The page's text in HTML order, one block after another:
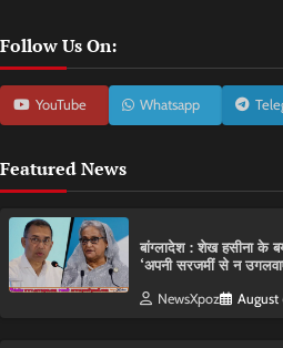
Follow Us On:
YouTube Whatsapp
Featured News
बांग्लादेश : शेख हसीना के
‘अपनी सरजमीं से न
NewsXpoz